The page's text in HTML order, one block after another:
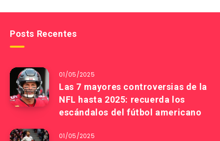
Posts Recentes
01/05/2025
Las 7 mayores controversias de la
NFL hasta 2025: recuerda los
escándalos del fútbol americano
01/05/2025